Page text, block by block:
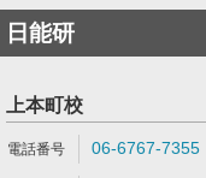
日能研
上本町校
06-6767-7355